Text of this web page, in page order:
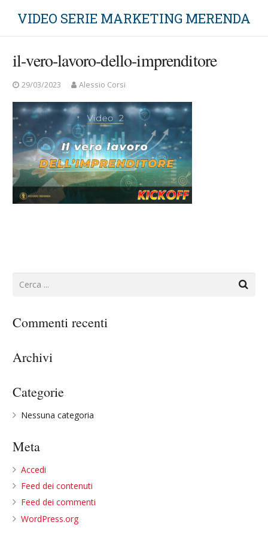
VIDEO SERIE MARKETING MERENDA
il-vero-lavoro-dello-imprenditore
29/03/2023 Alessio Corsi
Commenti recenti
Archivi
Categorie
Nessuna categoria
Meta
Accedi
Feed dei contenuti
Feed dei commenti
WordPress.org